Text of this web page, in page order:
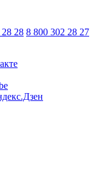
28 8 800 302 28 27